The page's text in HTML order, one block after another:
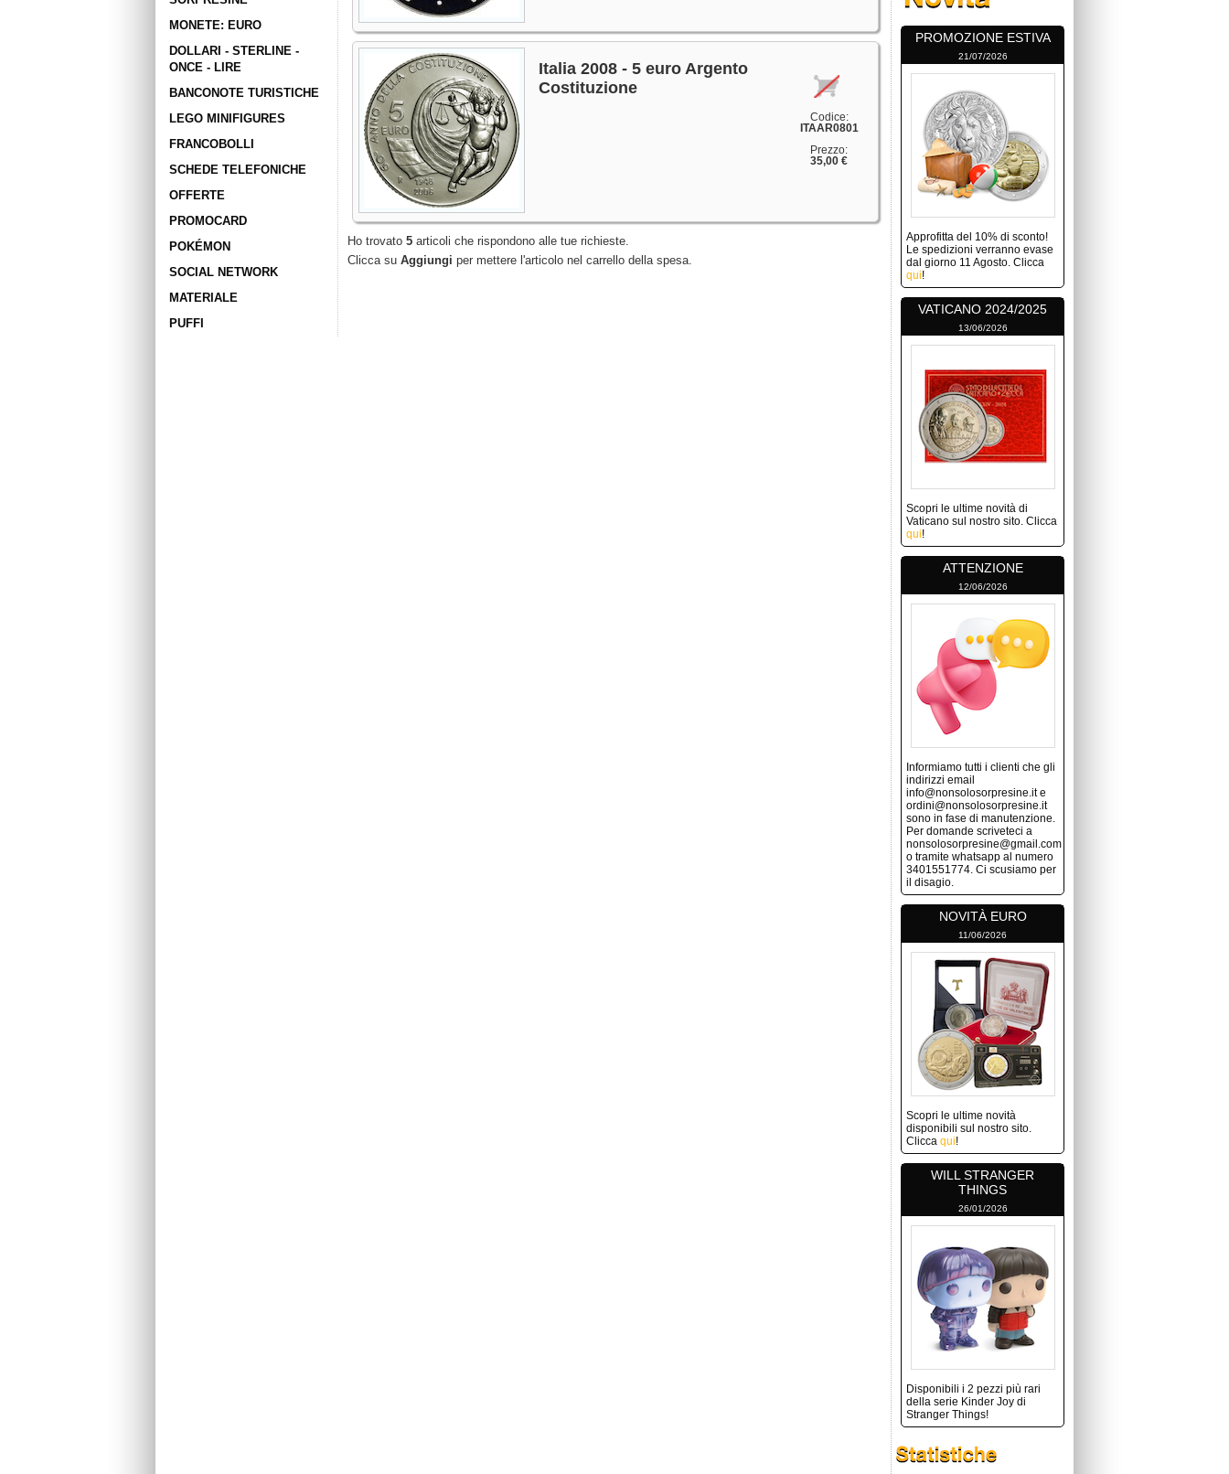
MONETE: EURO
DOLLARI - STERLINE -
ONCE - LIRE
BANCONOTE TURISTICHE
LEGO MINIFIGURES
FRANCOBOLLI
SCHEDE TELEFONICHE
OFFERTE
PROMOCARD
POKÉMON
SOCIAL NETWORK
MATERIALE
PUFFI
Codice:
ITAAR0801
Prezzo:
35,00 €
Italia 2008 - 5 euro Argento
Costituzione
Ho trovato 5 articoli che rispondono alle tue richieste.
Clicca su Aggiungi per mettere l'articolo nel carrello della spesa.
PROMOZIONE ESTIVA
21/07/2026
Approfitta del 10% di sconto!
Le spedizioni verranno evase
dal giorno 11 Agosto. Clicca
qui!
VATICANO 2024/2025
13/06/2026
Scopri le ultime novità di
Vaticano sul nostro sito. Clicca
qui!
ATTENZIONE
12/06/2026
Informiamo tutti i clienti che gli
indirizzi email
info@nonsolosorpresine.it e
ordini@nonsolosorpresine.it
sono in fase di manutenzione.
Per domande scriveteci a
nonsolosorpresine@gmail.com
o tramite whatsapp al numero
3401551774. Ci scusiamo per
il disagio.
NOVITÀ EURO
11/06/2026
Scopri le ultime novità
disponibili sul nostro sito.
Clicca qui!
WILL STRANGER
THINGS
26/01/2026
Disponibili i 2 pezzi più rari
della serie Kinder Joy di
Stranger Things!